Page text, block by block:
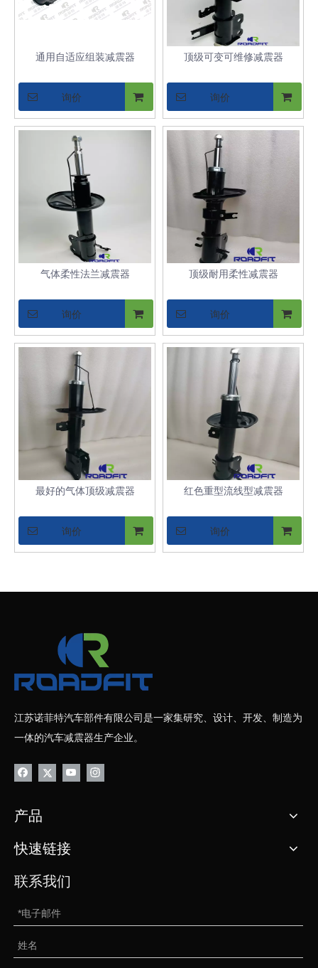
通用自适应组装减震器
询价
顶级可变可维修减震器
询价
气体柔性法兰减震器
询价
顶级耐用柔性减震器
询价
最好的气体顶级减震器
询价
红色重型流线型减震器
询价
江苏诺菲特汽车部件有限公司是一家集研究、设计、开发、制造为
一体的汽车减震器生产企业。
产品
快速链接
联系我们